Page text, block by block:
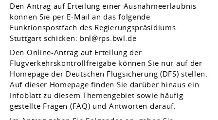
Den Antrag auf Erteilung einer Ausnahmeerlaubnis
können Sie per E-Mail an das folgende
Funktionspostfach des Regierungspräsidiums
Stuttgart schicken: bnl@rps.bwl.de
Den Online-Antrag auf Erteilung der
Flugverkehrskontrollfreigabe können Sie nur auf der
Homepage der Deutschen Flugsicherung (DFS) stellen.
Auf dieser Homepage finden Sie darüber hinaus ein
Infoblatt zu diesem Themengebiet sowie häufig
gestellte Fragen (FAQ) und Antworten darauf.